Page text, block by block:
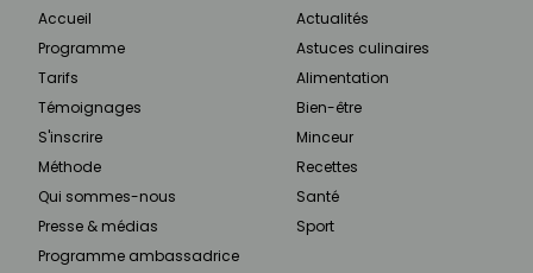
Accueil
Programme
Tarifs
Témoignages
S'inscrire
Méthode
Qui sommes-nous
Presse & médias
Programme ambassadrice
Actualités
Astuces culinaires
Alimentation
Bien-être
Minceur
Recettes
Santé
Sport